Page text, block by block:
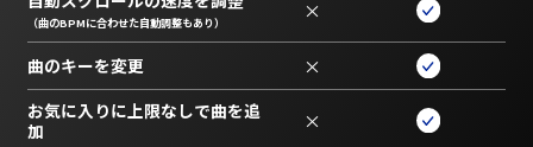
（曲のBPMに合わせた自動調整もあり） ×
曲のキーを変更 ×
お気に入りに上限なしで曲を追
加
×